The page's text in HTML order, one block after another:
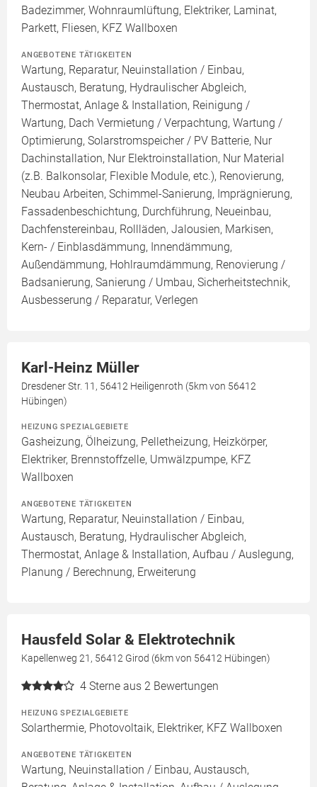
Badezimmer, Wohnraumlüftung, Elektriker, Laminat,
Parkett, Fliesen, KFZ Wallboxen
ANGEBOTENE TÄTIGKEITEN
Wartung, Reparatur, Neuinstallation / Einbau,
Austausch, Beratung, Hydraulischer Abgleich,
Thermostat, Anlage & Installation, Reinigung /
Wartung, Dach Vermietung / Verpachtung, Wartung /
Optimierung, Solarstromspeicher / PV Batterie, Nur
Dachinstallation, Nur Elektroinstallation, Nur Material
(z.B. Balkonsolar, Flexible Module, etc.), Renovierung,
Neubau Arbeiten, Schimmel-Sanierung, Imprägnierung,
Fassadenbeschichtung, Durchführung, Neueinbau,
Dachfenstereinbau, Rollläden, Jalousien, Markisen,
Kern- / Einblasdämmung, Innendämmung,
Außendämmung, Hohlraumdämmung, Renovierung /
Badsanierung, Sanierung / Umbau, Sicherheitstechnik,
Ausbesserung / Reparatur, Verlegen
Karl-Heinz Müller
Dresdener Str. 11, 56412 Heiligenroth (5km von 56412
Hübingen)
HEIZUNG SPEZIALGEBIETE
Gasheizung, Ölheizung, Pelletheizung, Heizkörper,
Elektriker, Brennstoffzelle, Umwälzpumpe, KFZ
Wallboxen
ANGEBOTENE TÄTIGKEITEN
Wartung, Reparatur, Neuinstallation / Einbau,
Austausch, Beratung, Hydraulischer Abgleich,
Thermostat, Anlage & Installation, Aufbau / Auslegung,
Planung / Berechnung, Erweiterung
Hausfeld Solar & Elektrotechnik
Kapellenweg 21, 56412 Girod (6km von 56412 Hübingen)
4 Sterne aus 2 Bewertungen
HEIZUNG SPEZIALGEBIETE
Solarthermie, Photovoltaik, Elektriker, KFZ Wallboxen
ANGEBOTENE TÄTIGKEITEN
Wartung, Neuinstallation / Einbau, Austausch,